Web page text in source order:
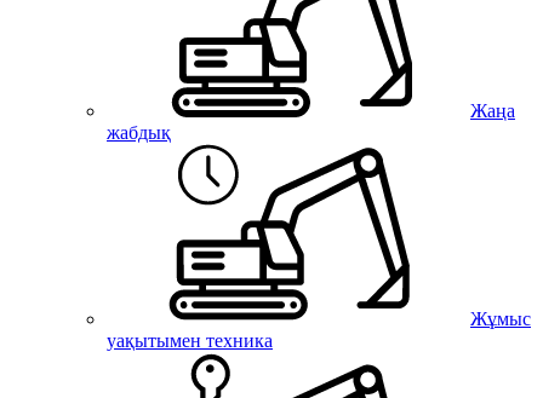
Жаңа
жабдық
Жұмыс
уақытымен техника